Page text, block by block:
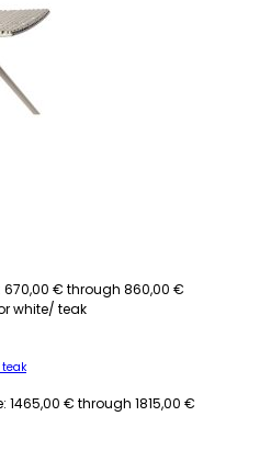
670,00 € through 860,00 €
1465,00 € through 1815,00 €